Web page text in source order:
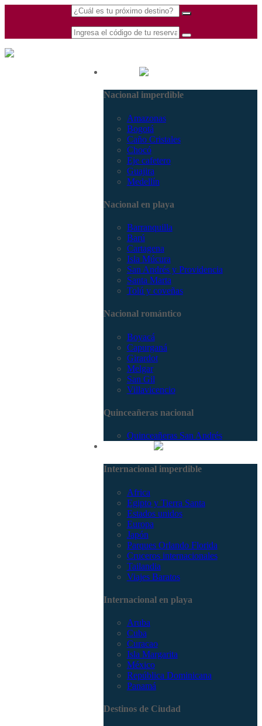
Nacional imperdible
Amazonas
Bogotá
Caño Cristales
Chocó
Eje cafetero
Guajira
Medellín
Nacional en playa
Barranquilla
Barú
Cartagena
Isla Múcura
San Andrés y Providencia
Santa Marta
Tolú y coveñas
Nacional romántico
Boyacá
Capurganá
Girardot
Melgar
San Gil
Villavicencio
Quinceañeras nacional
Quinceañeras San Andrés
Internacional imperdible
Africa
Egipto y Tierra Santa
Estados unidos
Europa
Japón
Parques Orlando Florida
Cruceros internacionales
Tailandia
Viajes Baratos
Internacional en playa
Aruba
Cuba
Curacao
Isla Margarita
México
República Dominicana
Panamá
Destinos de Ciudad